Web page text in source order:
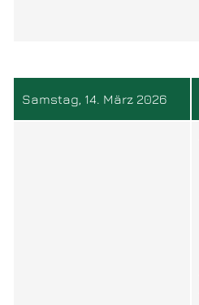
Samstag, 14. März 2026